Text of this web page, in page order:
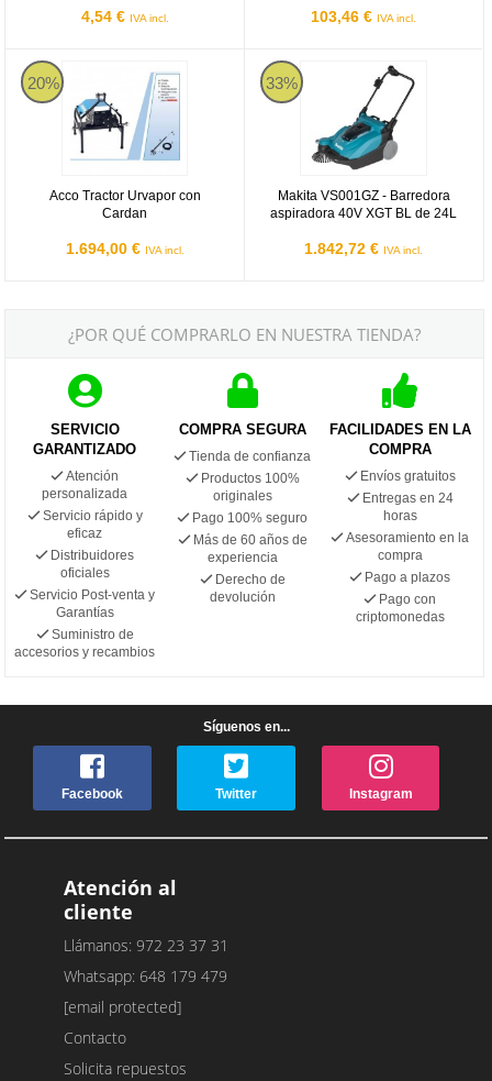
4,54 € IVA incl. 103,46 € IVA incl.
20%
Acco Tractor Urvapor con
Cardan
1.694,00 € IVA incl.
Acco Tractor Urvapor con Cardan
33%
Makita VS001GZ - Barredora
aspiradora 40V XGT BL de 24L
1.842,72 € IVA incl.
Makita VS001GZ
¿POR QUÉ COMPRARLO EN NUESTRA TIENDA?
SERVICIO
GARANTIZADO
Atención
personalizada
Servicio rápido y
eficaz
Distribuidores
oficiales
Servicio Post-venta y
Garantías
Suministro de
accesorios y recambios
COMPRA SEGURA
Tienda de confianza
Productos 100%
originales
Pago 100% seguro
Más de 60 años de
experiencia
Derecho de
devolución
FACILIDADES EN LA
COMPRA
Envíos gratuitos
Entregas en 24
horas
Asesoramiento en la
compra
Pago a plazos
Pago con
criptomonedas
Síguenos en...
Facebook Twitter Instagram
Atención al
cliente
Llámanos: 972 23 37 31
Whatsapp: 648 179 479
[email protected]
Contacto
Solicita repuestos